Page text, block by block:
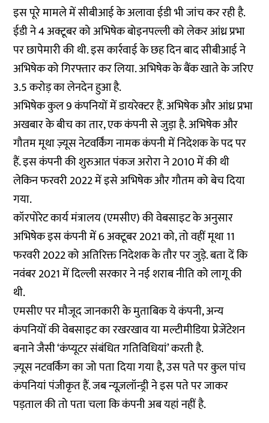
इस पूरे मामले में सीबीआई के अलावा ईडी भी जांच कर रही है.
ईडी ने 4 अक्टूबर को अभिषेक बोइनपल्ली को लेकर आंध्र प्रभा
पर छापेमारी की थी. इस कार्रवाई के छह दिन बाद सीबीआई ने
अभिषेक को गिरफ्तार कर लिया. अभिषेक के बैंक खाते के जरिए
3.5 करोड़ का लेनदेन हुआ है.
अभिषेक कुल 9 कंपनियों में डायरेक्टर हैं. अभिषेक और आंध्र प्रभा
अखबार के बीच का तार, एक कंपनी से जुड़ा है. अभिषेक और
गौतम मूथा ज़्यूस नेटवर्किंग नामक कंपनी में निदेशक के पद पर
हैं. इस कंपनी की शुरुआत पंकज अरोरा ने 2010 में की थी
लेकिन फरवरी 2022 में इसे अभिषेक और गौतम को बेच दिया
गया.
कॉरपोरेट कार्य मंत्रालय (एमसीए) की वेबसाइट के अनुसार
अभिषेक इस कंपनी में 6 अक्टूबर 2021 को, तो वहीं मूथा 11
फरवरी 2022 को अतिरिक्त निदेशक के तौर पर जुड़े. बता दें कि
नवंबर 2021 में दिल्ली सरकार ने नई शराब नीति को लागू की
थी.
एमसीए पर मौजूद जानकारी के मुताबिक ये कंपनी, अन्य
कंपनियों की वेबसाइट का रखरखाव या मल्टीमीडिया प्रेजेंटेशन
बनाने जैसी ‘कंप्यूटर संबंधित गतिविधियां’ करती है.
ज़्यूस नटवर्किंग का जो पता दिया गया है, उस पते पर कुल पांच
कंपनियां पंजीकृत हैं. जब न्यूज़लॉन्ड्री ने इस पते पर जाकर
पड़ताल की तो पता चला कि कंपनी अब यहां नहीं है.